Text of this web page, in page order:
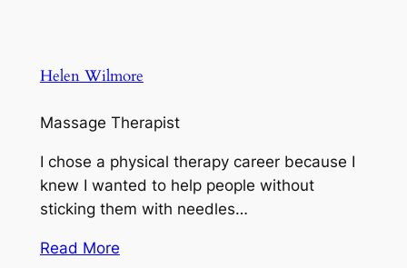
Helen Wilmore
Massage Therapist
I chose a physical therapy career because I
knew I wanted to help people without
sticking them with needles…
Read More